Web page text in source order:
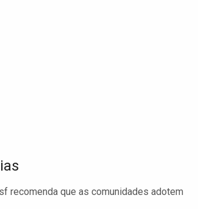
recomenda que as comunidades adotem